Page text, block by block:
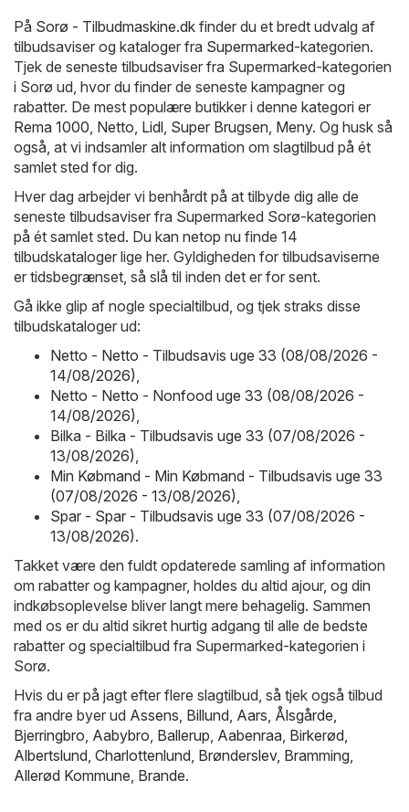
På Sorø - Tilbudmaskine.dk finder du et bredt udvalg af
tilbudsaviser og kataloger fra Supermarked-kategorien.
Tjek de seneste tilbudsaviser fra Supermarked-kategorien
i Sorø ud, hvor du finder de seneste kampagner og
rabatter. De mest populære butikker i denne kategori er
Rema 1000 Netto Lidl Super Brugsen Meny. Og husk så
også, at vi indsamler alt information om slagtilbud på ét
samlet sted for dig.
Hver dag arbejder vi benhårdt på at tilbyde dig alle de
seneste tilbudsaviser fra Supermarked Sorø-kategorien
på ét samlet sted. Du kan netop nu finde 14
tilbudskataloger lige her. Gyldigheden for tilbudsaviserne
er tidsbegrænset, så slå til inden det er for sent.
Gå ikke glip af nogle specialtilbud, og tjek straks disse
tilbudskataloger ud:
Netto - Netto - Tilbudsavis uge 33 (08/08/2026 -
14/08/2026)
Netto - Netto - Nonfood uge 33 (08/08/2026 -
14/08/2026)
Bilka - Bilka - Tilbudsavis uge 33 (07/08/2026 -
13/08/2026)
Min Købmand - Min Købmand - Tilbudsavis uge 33
(07/08/2026 - 13/08/2026)
Spar - Spar - Tilbudsavis uge 33 (07/08/2026 -
13/08/2026).
Takket være den fuldt opdaterede samling af information
om rabatter og kampagner, holdes du altid ajour, og din
indkøbsoplevelse bliver langt mere behagelig. Sammen
med os er du altid sikret hurtig adgang til alle de bedste
rabatter og specialtilbud fra Supermarked-kategorien i
Sorø.
Hvis du er på jagt efter flere slagtilbud, så tjek også tilbud
fra andre byer ud Assens Billund Aars Ålsgårde
Bjerringbro Aabybro Ballerup Aabenraa Birkerød
Albertslund Charlottenlund Brønderslev, Bramming
Allerød Kommune Brande.